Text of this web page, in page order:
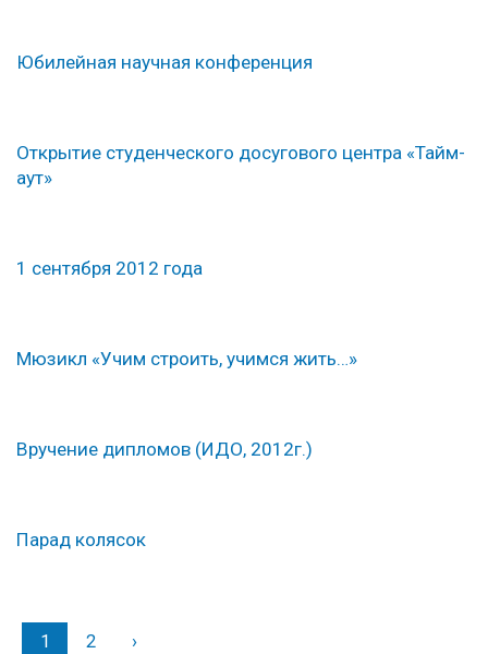
Юбилейная научная конференция
Открытие студенческого досугового центра «Тайм-
аут»
1 сентября 2012 года
Мюзикл «Учим строить, учимся жить…»
Вручение дипломов (ИДО, 2012г.)
Парад колясок
1 2 ›Вперед